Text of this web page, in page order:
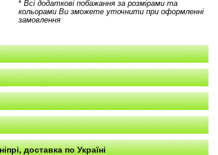
* Всі додаткові побажання за розмірами та
кольорами Ви зможете уточнити при оформленні
замовлення
доставка по Україні